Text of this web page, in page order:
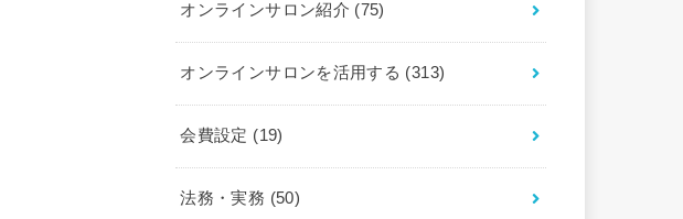
オンラインサロン紹介 (75)
オンラインサロンを活用する (313)
会費設定 (19)
法務・実務 (50)